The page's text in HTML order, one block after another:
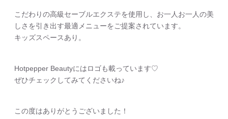
こだわりの高級セーブルエクステを使用し、お一人お一人の美
しさを引き出す最適メニューをご提案されています。
キッズスペースあり。
Hotpepper Beautyにはロゴも載っています♡
ぜひチェックしてみてくださいね♪
この度はありがとうございました！